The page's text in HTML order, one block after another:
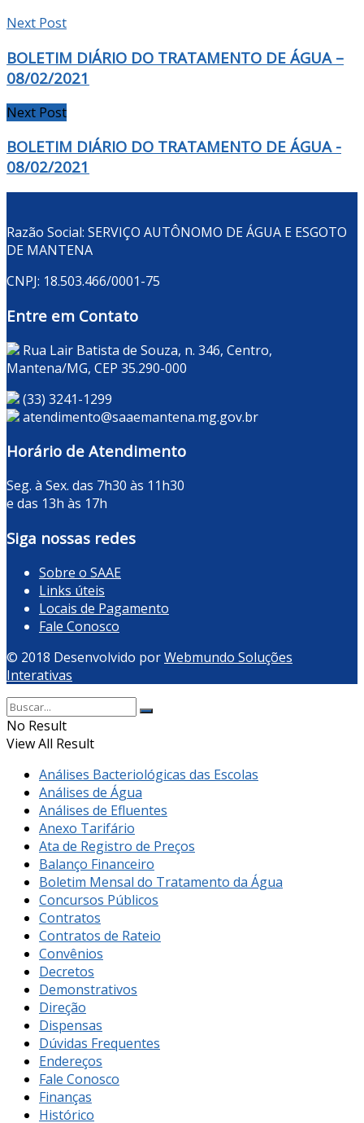
Next Post
BOLETIM DIÁRIO DO TRATAMENTO DE ÁGUA –
08/02/2021
Next Post
BOLETIM DIÁRIO DO TRATAMENTO DE ÁGUA -
08/02/2021
Razão Social: SERVIÇO AUTÔNOMO DE ÁGUA E ESGOTO
DE MANTENA
CNPJ: 18.503.466/0001-75
Entre em Contato
Rua Lair Batista de Souza, n. 346, Centro,
Mantena/MG, CEP 35.290-000
(33) 3241-1299
atendimento@saaemantena.mg.gov.br
Horário de Atendimento
Seg. à Sex. das 7h30 às 11h30
e das 13h às 17h
Siga nossas redes
Sobre o SAAE
Links úteis
Locais de Pagamento
Fale Conosco
© 2018 Desenvolvido porWebmundo Soluções
Interativas
No Result
View All Result
Análises Bacteriológicas das Escolas
Análises de Água
Análises de Efluentes
Anexo Tarifário
Ata de Registro de Preços
Balanço Financeiro
Boletim Mensal do Tratamento da Água
Concursos Públicos
Contratos
Contratos de Rateio
Convênios
Decretos
Demonstrativos
Direção
Dispensas
Dúvidas Frequentes
Endereços
Fale Conosco
Finanças
Histórico